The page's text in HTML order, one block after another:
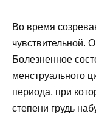
Во время
чувствительной.
Болезненное
менструального
периода, при
степени грудь